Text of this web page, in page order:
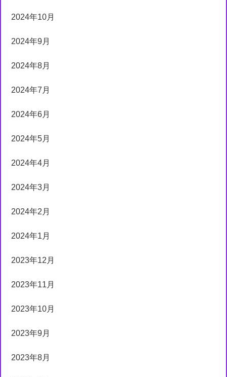
2024年10月
2024年9月
2024年8月
2024年7月
2024年6月
2024年5月
2024年4月
2024年3月
2024年2月
2024年1月
2023年12月
2023年11月
2023年10月
2023年9月
2023年8月